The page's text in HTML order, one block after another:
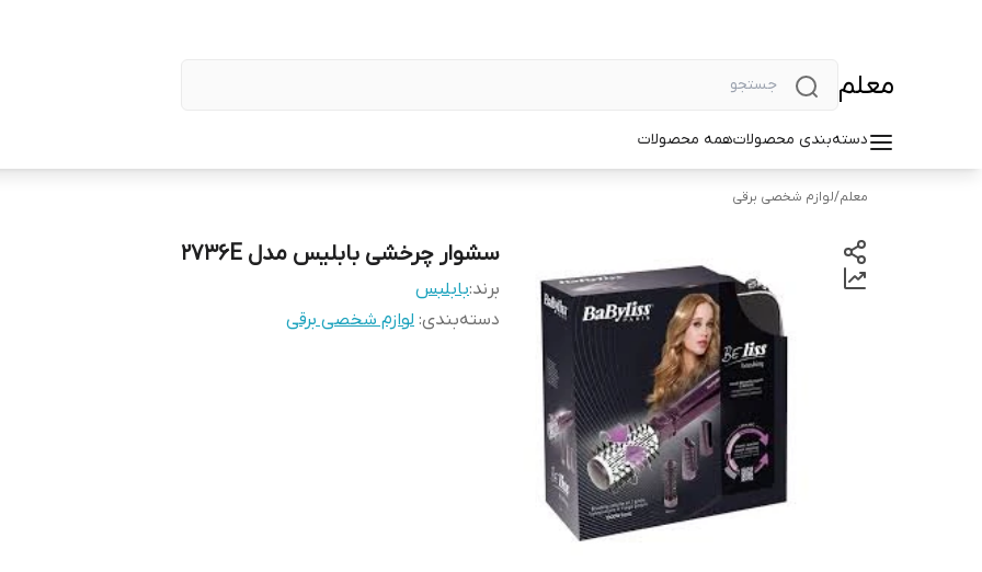
معلم
دسته‌بندی محصولاتهمه محصولات
معلم/لوازم شخصی برقی
سشوار چرخشی بابلیس مدل 2736E
برند:بابلبس
دسته‌بندی: لوازم شخصی برقی